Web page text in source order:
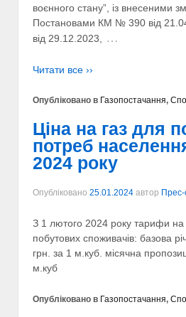
воєнного стану”, із внесеними
Постановами КМ № 390 від
від 29.12.2023, …
Читати все ››
Опубліковано в Газопостачання,
Ціна на газ для
потреб
2024 року
Опубліковано 25.01.2024 автор Прес-
З 1 лютого 2024 року тарифи на
побутових споживачів: базова
грн. за 1 м.куб. місячна
м.куб
Опубліковано в Газопостачання,